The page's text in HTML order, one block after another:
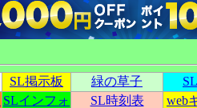
SL掲示板 緑の草子
SLインフォ SL時刻表
web